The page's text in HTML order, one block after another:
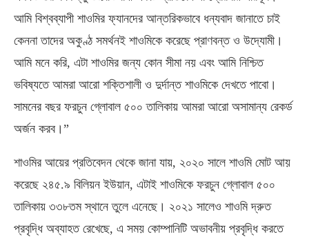
আমি বিশ্বব্যাপী শাওমির ফ্যানদের আন্তরিকভাবে ধন্যবাদ জানাতে চাই
কেননা তাদের অকুণ্ঠ সমর্থনই শাওমিকে করেছে প্রাণবন্ত ও উদ্যোমী।
আমি মনে করি, এটা শাওমির জন্য কোন সীমা নয় এবং আমি নিশ্চিত
ভবিষ্যতে আমরা আরো শক্তিশালী ও দুর্দান্ত শাওমিকে দেখতে পাবো।
সামনের বছর ফরচুন গ্লোবাল ৫০০ তালিকায় আমরা আরো অসামান্য রেকর্ড
অর্জন করব।”
শাওমির আয়ের প্রতিবেদন থেকে জানা যায়, ২০২০ সালে শাওমি মোট আয়
করেছে ২৪৫.৯ বিলিয়ন ইউয়ান, এটাই শাওমিকে ফরচুন গ্লোবাল ৫০০
তালিকায় ৩৩৮তম স্থানে তুলে এনেছে। ২০২১ সালেও শাওমি দ্রুত
প্রবৃদ্ধি অব্যাহত রেখেছে, এ সময় কোম্পানিটি অভাবনীয় প্রবৃদ্ধি করতে